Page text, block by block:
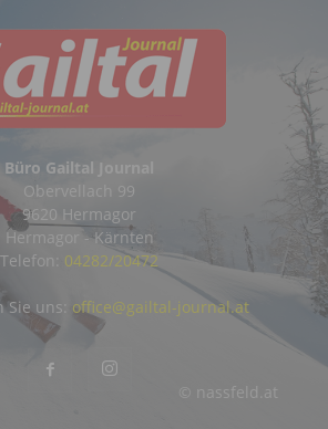
Büro Gailtal Journal
Obervellach 99
9620 Hermagor
Hermagor - Kärnten
Telefon: 04282/20472
© nassfeld.at
uns: office@gailtal-journal.at